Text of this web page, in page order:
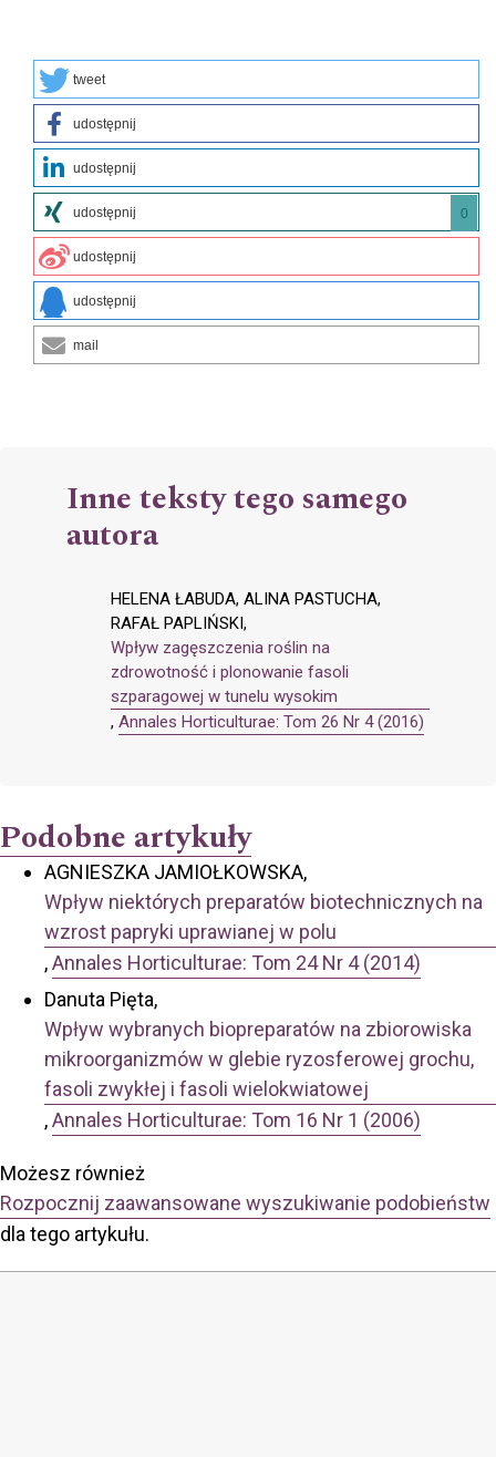
tweet
udostępnij
udostępnij
udostępnij 0
udostępnij
udostępnij
mail
Inne teksty tego samego
autora
HELENA ŁABUDA, ALINA PASTUCHA,
RAFAŁ PAPLIŃSKI,
Wpływ zagęszczenia roślin na
zdrowotność i plonowanie fasoli
szparagowej w tunelu wysokim
, Annales Horticulturae: Tom 26 Nr 4 (2016)
Podobne artykuły
AGNIESZKA JAMIOŁKOWSKA,
Wpływ niektórych preparatów biotechnicznych na
wzrost papryki uprawianej w polu
,Annales Horticulturae: Tom 24 Nr 4 (2014)
Danuta Pięta,
Wpływ wybranych biopreparatów na zbiorowiska
mikroorganizmów w glebie ryzosferowej grochu,
fasoli zwykłej i fasoli wielokwiatowej
,Annales Horticulturae: Tom 16 Nr 1 (2006)
Możesz również
Rozpocznij zaawansowane wyszukiwanie podobieństw
dla tego artykułu.